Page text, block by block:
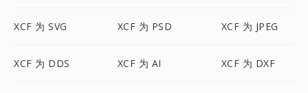
XCF 为 SVG XCF 为 PSD XCF 为 JPEG
XCF 为 DDS XCF 为 AI XCF 为 DXF